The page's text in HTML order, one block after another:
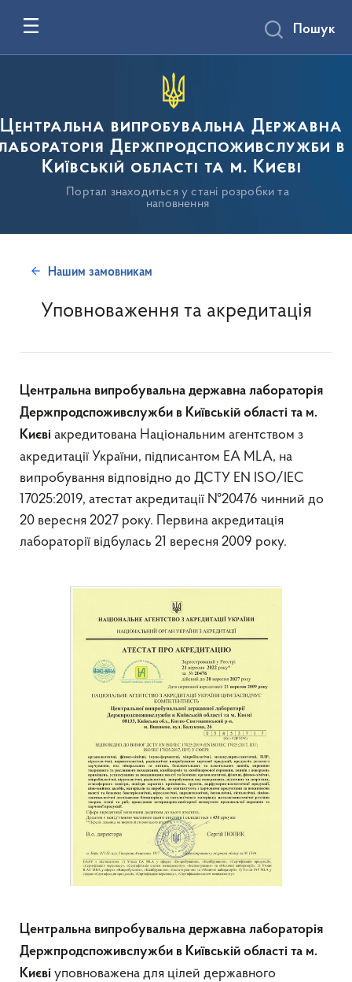
Центральна випробувальна Державна
Держпродспоживслужби в
Київській області та м. Києві
Портал знаходиться у стані розробки та
наповнення
Пошук
Нашим замовникам
Уповноваження та акредитація
Центральна випробувальна державна лабораторія
Держпродспоживслужби в Київській області та м.
Києві акредитована Національним агентством з
акредитації України, підписантом EA MLA, на
випробування відповідно до ДСТУ EN ISO/IEC
17025:2019, атестат акредитації №20476 чинний до
20 вересня 2027 року. Первина акредитація
лабораторії відбулась 21 вересня 2009 року.
Центральна випробувальна державна лабораторія
Держпродспоживслужби в Київській області та м.
Києві уповноважена для цілей державного